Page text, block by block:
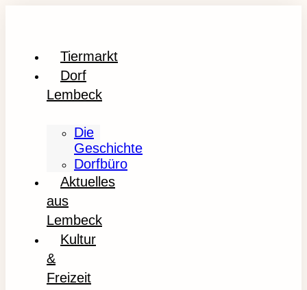
Tiermarkt
Dorf
Lembeck
Die
Geschichte
Dorfbüro
Aktuelles
aus
Lembeck
Kultur
&
Freizeit